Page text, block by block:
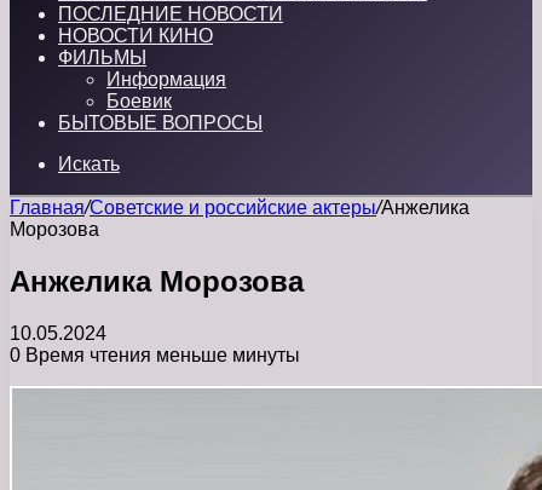
ПОСЛЕДНИЕ НОВОСТИ
НОВОСТИ КИНО
ФИЛЬМЫ
Информация
Боевик
БЫТОВЫЕ ВОПРОСЫ
Искать
Главная/Советские и российские актеры/Анжелика
Морозова
Анжелика Морозова
10.05.2024
0 Время чтения меньше минуты